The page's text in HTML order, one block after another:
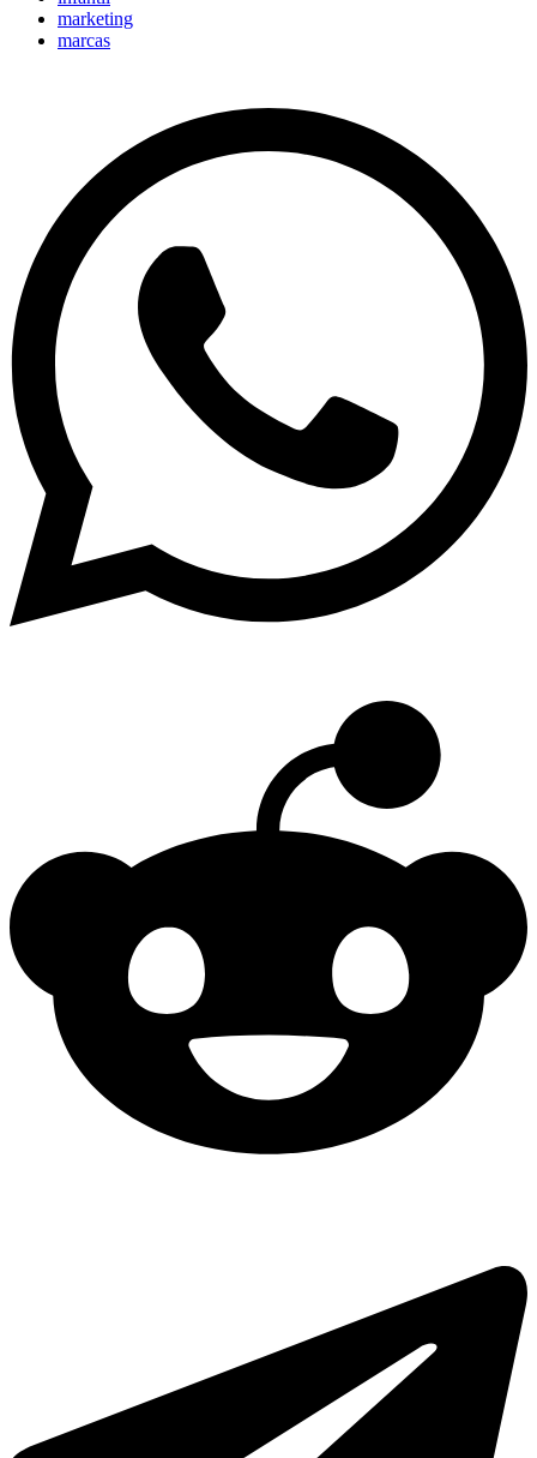
marketing
marcas